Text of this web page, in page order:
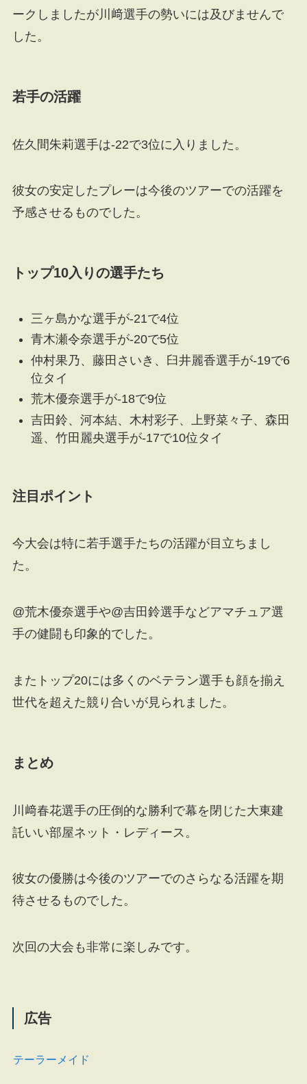
ークしましたが川﨑選手の勢いには及びませんで
した。
若手の活躍
佐久間朱莉選手は-22で3位に入りました。
彼女の安定したプレーは今後のツアーでの活躍を
予感させるものでした。
トップ10入りの選手たち
三ヶ島かな選手が-21で4位
青木瀬令奈選手が-20で5位
仲村果乃、藤田さいき、臼井麗香選手が-19で6
位タイ
荒木優奈選手が-18で9位
吉田鈴、河本結、木村彩子、上野菜々子、森田
遥、竹田麗央選手が-17で10位タイ
注目ポイント
今大会は特に若手選手たちの活躍が目立ちまし
た。
@荒木優奈選手や@吉田鈴選手などアマチュア選
手の健闘も印象的でした。
またトップ20には多くのベテラン選手も顔を揃え
世代を超えた競り合いが見られました。
まとめ
川﨑春花選手の圧倒的な勝利で幕を閉じた大東建
託いい部屋ネット・レディース。
彼女の優勝は今後のツアーでのさらなる活躍を期
待させるものでした。
次回の大会も非常に楽しみです。
広告
テーラーメイド